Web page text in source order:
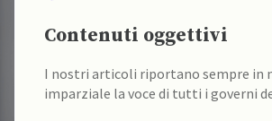
Contenuti oggettivi
I nostri articoli riportano sempre in
imparziale la voce di tutti i governi